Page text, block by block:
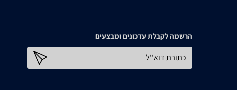
הרשמה לקבלת עדכונים ומבצעים
כתובת דוא''ל